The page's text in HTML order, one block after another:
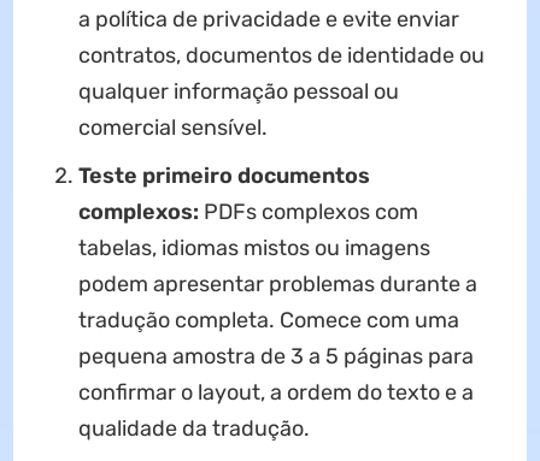
a política de privacidade e evite enviar
contratos, documentos de identidade ou
qualquer informação pessoal ou
comercial sensível.
Teste primeiro documentos
complexos: PDFs complexos com
tabelas, idiomas mistos ou imagens
podem apresentar problemas durante a
tradução completa. Comece com uma
pequena amostra de 3 a 5 páginas para
confirmar o layout, a ordem do texto e a
qualidade da tradução.